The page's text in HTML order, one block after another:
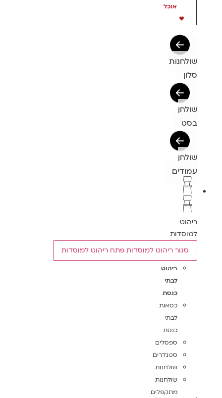
אוכל
שולחנות
סלון
שולחן
בסט
שולחן
עמודים
ריהוט
למוסדות
סגור ריהוט למוסדות פתח ריהוט למוסדות
ריהוט
לבתי
כנסת
כסאות
לבתי
כנסת
ספסלים
סטנדרים
שולחנות
שולחנות
מתקפלים